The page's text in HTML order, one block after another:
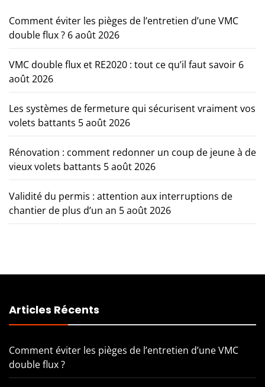
Comment éviter les pièges de l’entretien d’une VMC
double flux ? 6 août 2026
VMC double flux et RE2020 : tout ce qu’il faut savoir 6
août 2026
Les systèmes de fermeture qui sécurisent vraiment vos
volets battants 5 août 2026
Rénovation : comment redonner un coup de jeune à de
vieux volets battants 5 août 2026
Validité du permis : attention aux interruptions de
chantier de plus d’un an 5 août 2026
Articles Récents
Comment éviter les pièges de l’entretien d’une VMC
double flux ?